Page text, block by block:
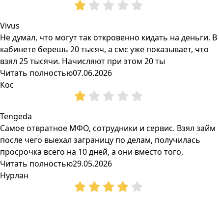
Vivus
Не думал, что могут так откровенно кидать на деньги. В
кабинете берешь 20 тысяч, а смс уже показывает, что
взял 25 тысячи. Начисляют при этом 20 ты
Читать полностью07.06.2026
Кос
Tengeda
Самое отвратное МФО, сотрудники и сервис. Взял займ
после чего выехал заграницу по делам, получилась
просрочка всего на 10 дней, а они вместо того,
Читать полностью29.05.2026
Нурлан